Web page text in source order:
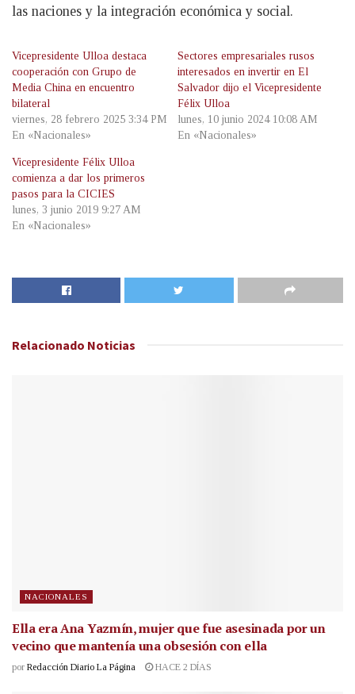
las naciones y la integración económica y social.
Vicepresidente Ulloa destaca
cooperación con Grupo de
Media China en encuentro
bilateral
viernes, 28 febrero 2025 3:34 PM
En «Nacionales»
Sectores empresariales rusos
interesados en invertir en El
Salvador dijo el Vicepresidente
Félix Ulloa
lunes, 10 junio 2024 10:08 AM
En «Nacionales»
Vicepresidente Félix Ulloa
comienza a dar los primeros
pasos para la CICIES
lunes, 3 junio 2019 9:27 AM
En «Nacionales»
Relacionado Noticias
NACIONALES
Ella era Ana Yazmín, mujer que fue asesinada por un
vecino que mantenía una obsesión con ella
por Redacción Diario La Página HACE 2 DÍAS